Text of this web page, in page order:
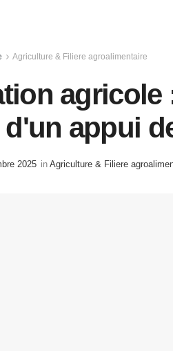
Agriculture & Filiere agroalimentaire
agricole
appui
2025 in Agriculture & Filiere